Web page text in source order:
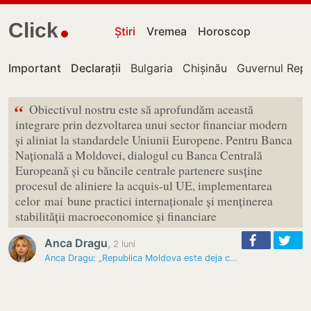
Click Știri Vremea Horoscop
Important Declarații Bulgaria Chișinău Guvernul
“ Obiectivul nostru este să aprofundăm această
integrare prin dezvoltarea unui sector financiar modern
și aliniat la standardele Uniunii Europene. Pentru Banca
Națională a Moldovei, dialogul cu Banca Centrală
Europeană și cu băncile centrale partenere susține
procesul de aliniere la acquis-ul UE, implementarea
celor mai bune practici internaționale și menținerea
stabilității macroeconomice și financiare
Anca Dragu, 2 luni
Anca Dragu: „Republica Moldova este deja conectată la arhitectura…